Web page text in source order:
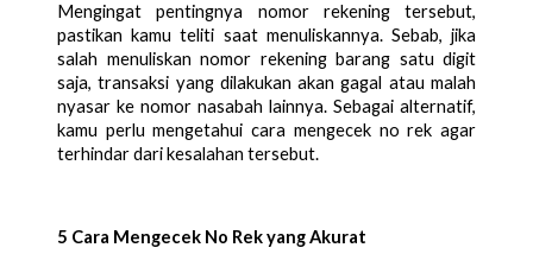
Mengingat pentingnya nomor rekening tersebut,
pastikan kamu teliti saat menuliskannya. Sebab, jika
salah menuliskan nomor rekening barang satu digit
saja, transaksi yang dilakukan akan gagal atau malah
nyasar ke nomor nasabah lainnya. Sebagai alternatif,
kamu perlu mengetahui cara mengecek no rek agar
terhindar dari kesalahan tersebut.
5 Cara Mengecek No Rek yang Akurat